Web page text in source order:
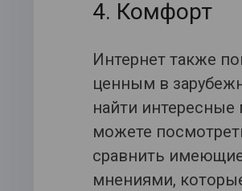
4. Комфорт
Интернет также
ценным в
найти
можете
сравнить
мнениями,